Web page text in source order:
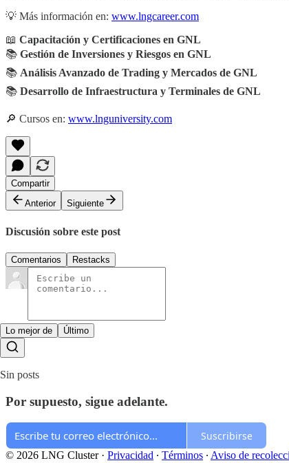
💡 Más información en: www.lngcareer.com
📖 Capacitación y Certificaciones en GNL
📚 Gestión de Inversiones y Riesgos en GNL
📚 Análisis Avanzado de Trading y Mercados de GNL
📚 Desarrollo de Infraestructura y Terminales de GNL
🔎 Cursos en: www.lnguniversity.com
Compartir
Anterior
Siguiente
Discusión sobre este post
Comentarios Restacks
Lo mejor de Último
Sin posts
Por supuesto, sigue adelante.
Suscribirse
© 2026 LNG Cluster· Privacidad ∙ Términos ∙ Aviso de